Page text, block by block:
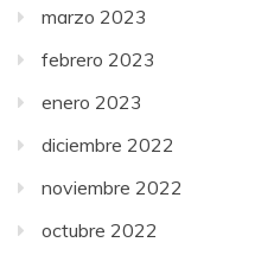
marzo 2023
febrero 2023
enero 2023
diciembre 2022
noviembre 2022
octubre 2022